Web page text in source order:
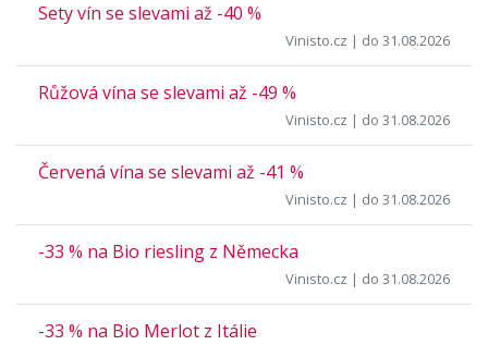
Sety vín se slevami až -40 %
Vinisto.cz | do 31.08.2026
Růžová vína se slevami až -49 %
Vinisto.cz | do 31.08.2026
Červená vína se slevami až -41 %
Vinisto.cz | do 31.08.2026
-33 % na Bio riesling z Německa
Vinisto.cz | do 31.08.2026
-33 % na Bio Merlot z Itálie